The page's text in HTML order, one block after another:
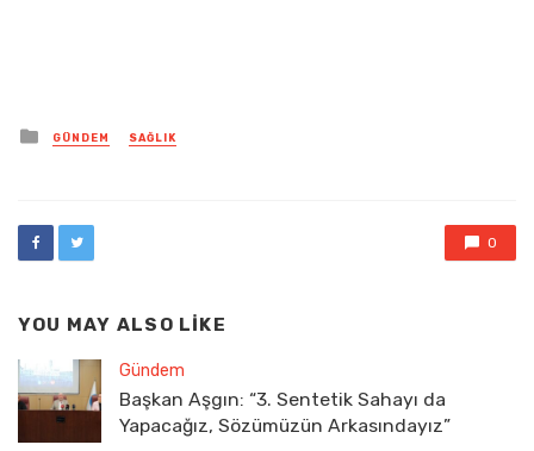
Posted
in
GÜNDEM SAĞLIK
0
YOU MAY ALSO LIKE
Gündem
Başkan Aşgın: “3. Sentetik Sahayı da
Yapacağız, Sözümüzün Arkasındayız”